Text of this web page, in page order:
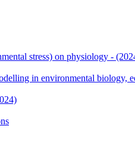
stress) on physiology -
in environmental biology,